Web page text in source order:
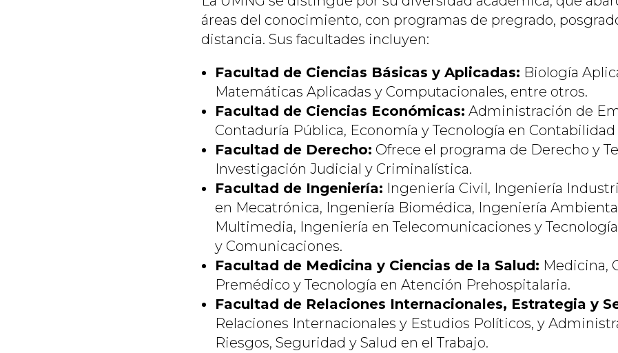
áreas del conocimiento, con programas de pregrado,
distancia. Sus facultades incluyen:
Facultad de Ciencias Básicas y Aplicadas: Biología
Matemáticas Aplicadas y Computacionales, entre otros.
Facultad de Ciencias Económicas: Administración de
Contaduría Pública, Economía y Tecnología en
Facultad de Derecho: Ofrece el programa de Derecho y
Investigación Judicial y Criminalística.
Facultad de Ingeniería: Ingeniería Civil, Ingeniería
en Mecatrónica, Ingeniería Biomédica, Ingeniería
Multimedia, Ingeniería en Telecomunicaciones y
y Comunicaciones.
Facultad de Medicina y Ciencias de la Salud: Medicina,
Premédico y Tecnología en Atención Prehospitalaria.
Facultad de Relaciones Internacionales, Estrategia y
Relaciones Internacionales y Estudios Políticos, y
Riesgos, Seguridad y Salud en el Trabajo.